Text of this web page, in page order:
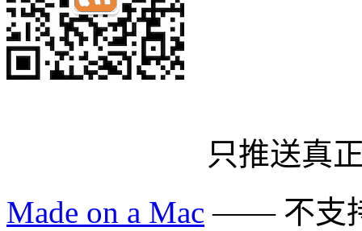
只推送真
Made on a Mac —— 不支